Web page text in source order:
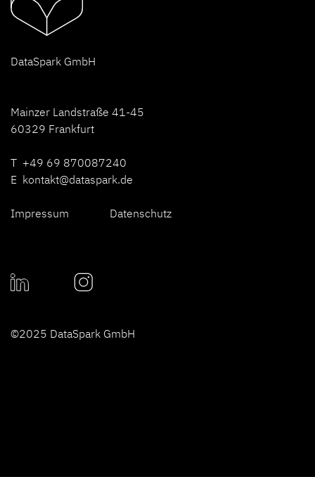
DataSpark GmbH
Mainzer Landstraße 41-45
60329 Frankfurt
T +49 69 870087240
E kontakt@dataspark.de
Impressum Datenschutz
©2025 DataSpark GmbH